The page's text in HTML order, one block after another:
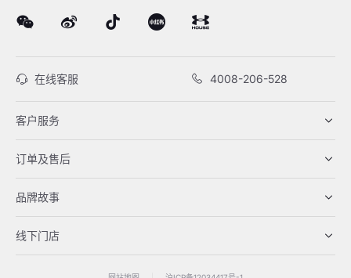
在线客服 4008-206-528
客户服务
订单及售后
品牌故事
线下门店